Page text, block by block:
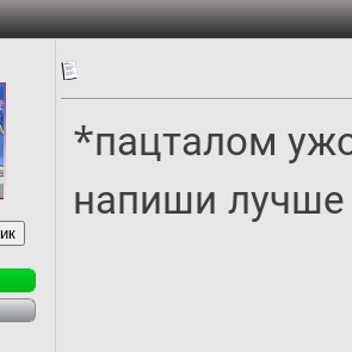
*пацталом
напиши лучше